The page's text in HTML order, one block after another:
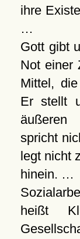
ihre
…
Gott gibt
Not einer
Mittel,
Er stellt
spricht
legt nicht
hinein. …
heißt